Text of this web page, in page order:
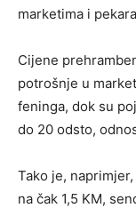
marketima i
Cijene
potrošnje u
feninga, dok su
do 20 odsto,
Tako je,
na čak 1,5 KM,